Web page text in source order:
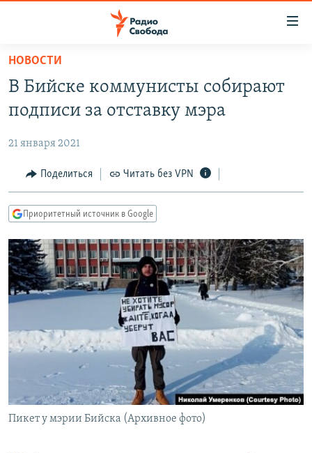
упрощенного
доступа
основному
Вернутся
главной
навигации
Вернутся
поиску
ЦИТАТЫ СВОБОДЫ
МНЕНИЯ
IDEL.РЕАЛИИ
КАВКАЗ.РЕАЛИИ
СЕВЕР.РЕАЛИИ
СИБИРЬ.РЕАЛИИ
РАСПИСАНИЕ ВЕЩАНИЯ
ПОДПИШИТЕСЬ НА РАССЫЛКУ
СОЦИАЛЬНЫЕ СЕТИ
НОВОСТИ
В Бийске коммунисты собирают
подписи за отставку мэра
21 января 2021
Поделиться Читать без VPN
Приоритетный источник в Google
Пикет у мэрии Бийска (Архивное фото)